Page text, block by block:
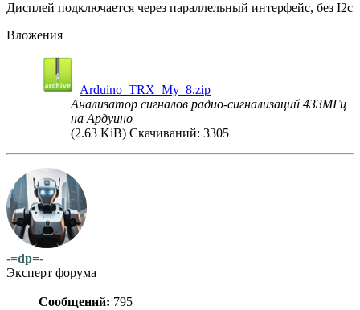
Дисплей подключается через параллельный интерфейс, без I2c
Вложения
Arduino_TRX_My_8.zip
Анализатор сигналов радио-сигнализаций 433МГц
на Ардуино
(2.63 KiB) Скачиваний: 3305
-=dp=-
Эксперт форума
Сообщений: 795